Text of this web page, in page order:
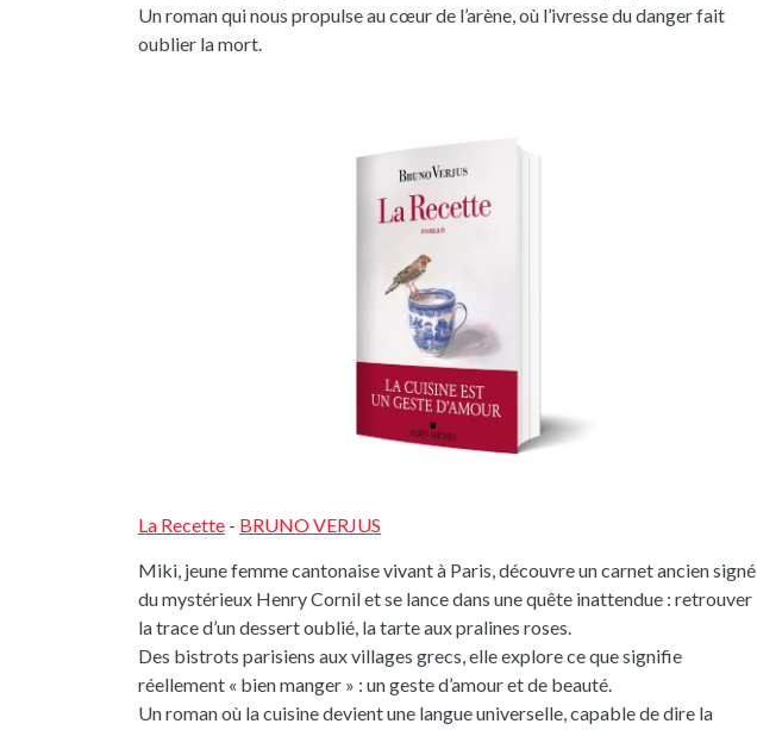
Un roman qui nous propulse au cœur de l’arène, où l’ivresse du danger fait
oublier la mort.
La Recette - BRUNO VERJUS
Miki, jeune femme cantonaise vivant à Paris, découvre un carnet ancien signé
du mystérieux Henry Cornil et se lance dans une quête inattendue : retrouver
la trace d’un dessert oublié, la tarte aux pralines roses.
Des bistrots parisiens aux villages grecs, elle explore ce que signifie
réellement « bien manger » : un geste d’amour et de beauté.
Un roman où la cuisine devient une langue universelle, capable de dire la